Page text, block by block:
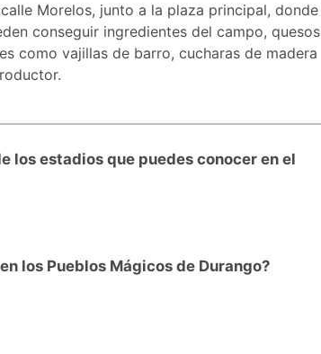
Morelos, junto a la plaza principal, donde
conseguir ingredientes del campo, quesos
como vajillas de barro, cucharas de madera
los estadios que puedes conocer en el
los Pueblos Mágicos de Durango?